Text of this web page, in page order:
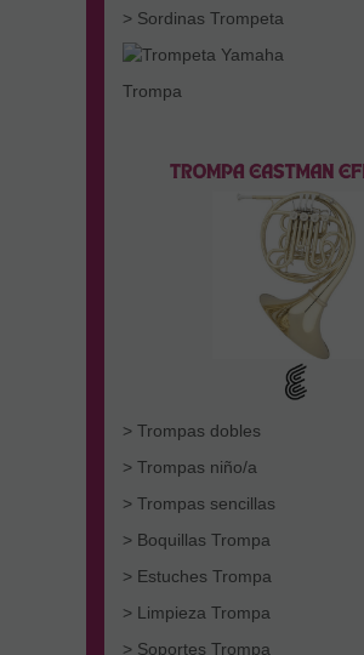
> Sordinas Trompeta
Trompa
> Trompas dobles
> Trompas niño/a
> Trompas sencillas
> Boquillas Trompa
> Estuches Trompa
> Limpieza Trompa
> Soportes Trompa